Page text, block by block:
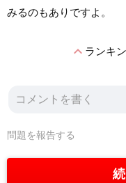
みるのもありですよ。
expand_lessランキ
問題を報告する